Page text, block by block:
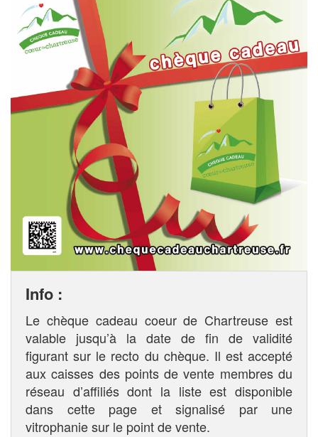
Info :
Le chèque cadeau coeur de Chartreuse est
valable jusqu’à la date de fin de validité
figurant sur le recto du chèque. Il est accepté
aux caisses des points de vente membres du
réseau d’affiliés dont la liste est disponible
dans cette page et signalisé par une
vitrophanie sur le point de vente.